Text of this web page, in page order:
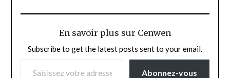
En savoir plus sur Cenwen
Subscribe to get the latest posts sent to your email.
SAISISSEZ VOTRE ADRESSE E-MAIL…
Abonnez-vous